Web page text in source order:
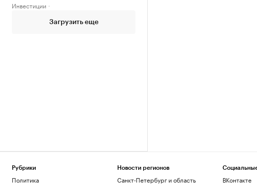
Инвестиции
Загрузить еще
Рубрики
Политика
Новости регионов
Санкт-Петербург и область
ВКонтакте